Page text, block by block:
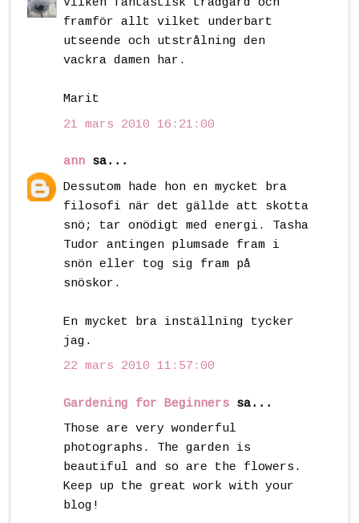
Vilken fantastisk trädgård och
framför allt vilket underbart
utseende och utstrålning den
vackra damen har.
Marit
21 mars 2010 16:21:00
ann sa...
Dessutom hade hon en mycket bra
filosofi när det gällde att skotta
snö; tar onödigt med energi. Tasha
Tudor antingen plumsade fram i
snön eller tog sig fram på
snöskor.
En mycket bra inställning tycker
jag.
22 mars 2010 11:57:00
Gardening for Beginners sa...
Those are very wonderful
photographs. The garden is
beautiful and so are the flowers.
Keep up the great work with your
blog!